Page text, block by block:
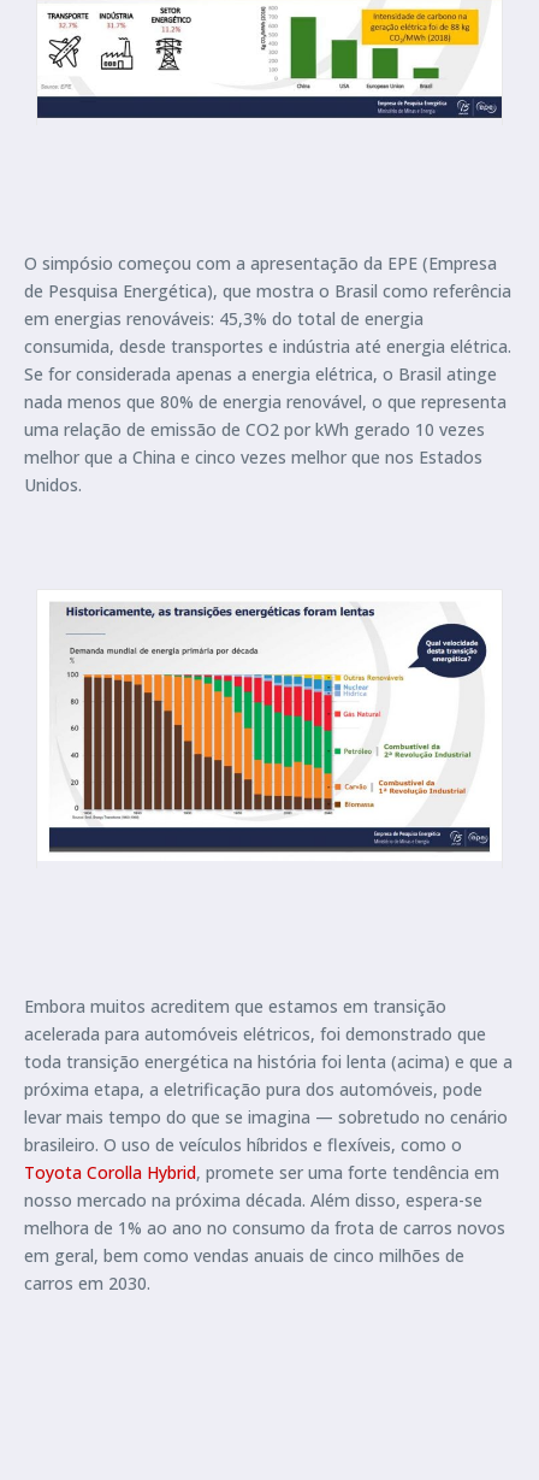
O simpósio começou com a apresentação da EPE (Empresa
de Pesquisa Energética), que mostra o Brasil como referência
em energias renováveis: 45,3% do total de energia
consumida, desde transportes e indústria até energia elétrica.
Se for considerada apenas a energia elétrica, o Brasil atinge
nada menos que 80% de energia renovável, o que representa
uma relação de emissão de CO2 por kWh gerado 10 vezes
melhor que a China e cinco vezes melhor que nos Estados
Unidos.
Embora muitos acreditem que estamos em transição
acelerada para automóveis elétricos, foi demonstrado que
toda transição energética na história foi lenta (acima) e que a
próxima etapa, a eletrificação pura dos automóveis, pode
levar mais tempo do que se imagina — sobretudo no cenário
brasileiro. O uso de veículos híbridos e flexíveis, como o
Toyota Corolla Hybrid, promete ser uma forte tendência em
nosso mercado na próxima década. Além disso, espera-se
melhora de 1% ao ano no consumo da frota de carros novos
em geral, bem como vendas anuais de cinco milhões de
carros em 2030.